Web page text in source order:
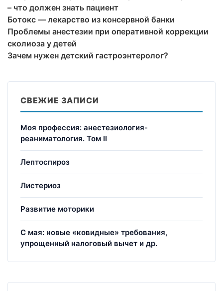
– что должен знать пациент
Ботокс — лекарство из консервной банки
Проблемы анестезии при оперативной коррекции
сколиоза у детей
Зачем нужен детский гастроэнтеролог?
СВЕЖИЕ ЗАПИСИ
Моя профессия: анестезиология-
реаниматология. Том II
Лептоспироз
Листериоз
Развитие моторики
С мая: новые «ковидные» требования,
упрощенный налоговый вычет и др.